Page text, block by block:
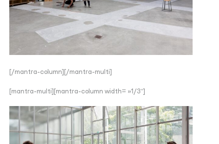
[/mantra-column][/mantra-multi]
[mantra-multi][mantra-column width= »1/3″]